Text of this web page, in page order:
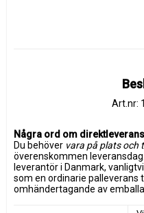
Art.nr:
Några ord om
Du behöver vara på plats och
överenskommen
leverantör i Danmark,
som en ordinarie palleverans
omhändertagande av